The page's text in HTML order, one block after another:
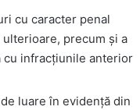
cu caracter penal
precum și a
cu infracțiunile anterior
luare în evidență din